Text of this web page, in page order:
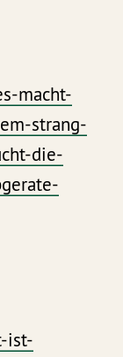
macht-
strang-
die-
ist-